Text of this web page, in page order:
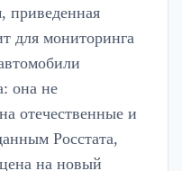
приведенная
для мониторинга
она не
отечественные и
Росстата,
на новый